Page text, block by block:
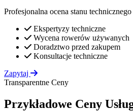
Profesjonalna ocena stanu
Ekspertyzy techniczne
Wycena rowerów używanych
Doradztwo przed zakupem
Konsultacje techniczne
Zapytaj
Transparentne Ceny
Przykładowe Ceny